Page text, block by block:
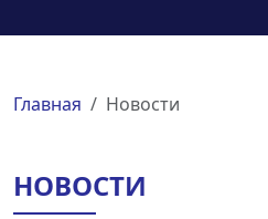
Главная Новости
НОВОСТИ